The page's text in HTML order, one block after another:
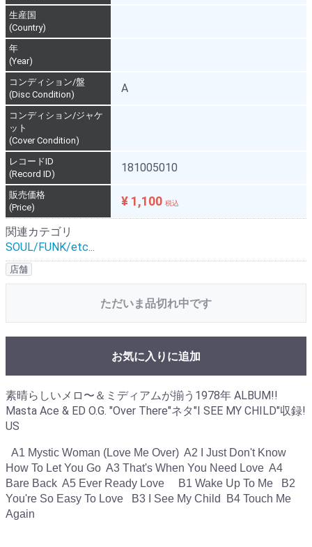
生産国
(Country)
年
(Year)
コンディション/盤
(Disc Condition)
A
コンディション/ジャケ
ット
(Cover Condition)
レコードID
(Record ID)
181005010
販売価格
(Price)
¥ 1,100 税込
関連カテゴリ
SOUL/FUNK/etc...
店舗
ただいま品切れ中です
お気に入りに追加
素晴らしいメロ〜＆ミディアムが揃う1978年 ALBUM!!
Masta Ace & ED O.G. "Over There"ネタ"I SEE MY CHILD"収録!
US
How To Let You Go  A3 That's When You Need Love  A4
Bare Back  A5 Ever Ready Love     B1 Wake Up To Me   B2
You're So Easy To Love   B3 I See My Child  B4 Touch Me
Again